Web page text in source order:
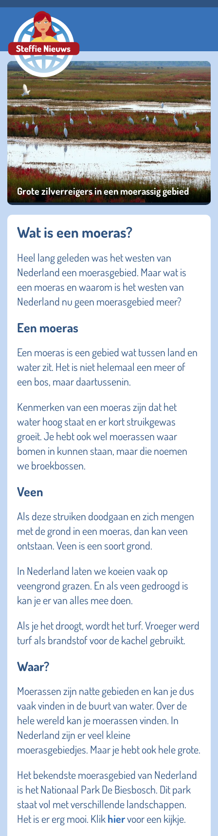
Grote zilverreigers in een moerassig gebied
Wat is een moeras?
Heel lang geleden was het westen van
Nederland een moerasgebied. Maar wat is
een moeras en waarom is het westen van
Nederland nu geen moerasgebied meer?
Een moeras
Een moeras is een gebied wat tussen land en
water zit. Het is niet helemaal een meer of
een bos, maar daartussenin.
Kenmerken van een moeras zijn dat het
water hoog staat en er kort struikgewas
groeit. Je hebt ook wel moerassen waar
bomen in kunnen staan, maar die noemen
we broekbossen.
Veen
Als deze struiken doodgaan en zich mengen
met de grond in een moeras, dan kan veen
ontstaan. Veen is een soort grond.
In Nederland laten we koeien vaak op
veengrond grazen. En als veen gedroogd is
kan je er van alles mee doen.
Als je het droogt, wordt het turf. Vroeger werd
turf als brandstof voor de kachel gebruikt.
Waar?
Moerassen zijn natte gebieden en kan je dus
vaak vinden in de buurt van water. Over de
hele wereld kan je moerassen vinden. In
Nederland zijn er veel kleine
moerasgebiedjes. Maar je hebt ook hele grote.
Het bekendste moerasgebied van Nederland
is het Nationaal Park De Biesbosch. Dit park
staat vol met verschillende landschappen.
Het is er erg mooi. Klikhiervoor een kijkje.